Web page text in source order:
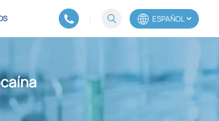
ESPAÑOL
Español